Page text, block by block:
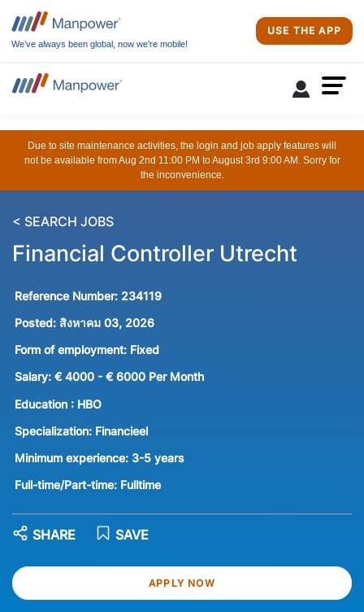
We’ve always been global, now we’re mobile!
USE THE APP
Due to site maintenance activities, the login and job apply features will
not be available from Aug 2nd 11:00 PM to August 3rd 9:00 AM. Sorry for
the inconvenience.
< SEARCH JOBS
Financial Controller Utrecht
Reference Number: 234119
Posted: สิงหาคม 03, 2026
Form of employment: Fixed
Salary: € 4000 - € 6000 Per Month
Education : HBO
Specialization: Financieel
Minimum experience: 3-5 years
Full-time/Part-time: Fulltime
APPLY NOW
SAVE
SHARE